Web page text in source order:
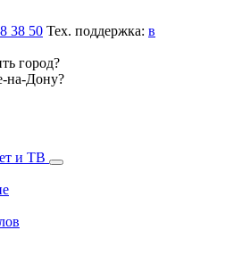
38 50 Тех. поддержка: в
город?
на-Дону?
и ТВ